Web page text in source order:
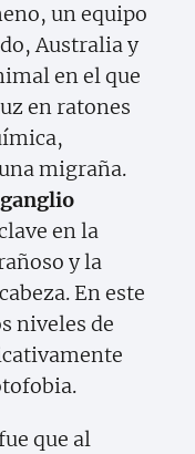
un equipo
Australia y
en el que
en ratones
migraña.
ganglio
en la
y la
En este
niveles de
que al